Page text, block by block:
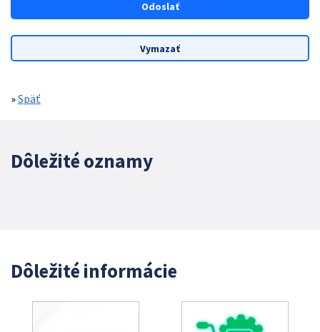
»Späť
Dôležité oznamy
Dôležité informácie